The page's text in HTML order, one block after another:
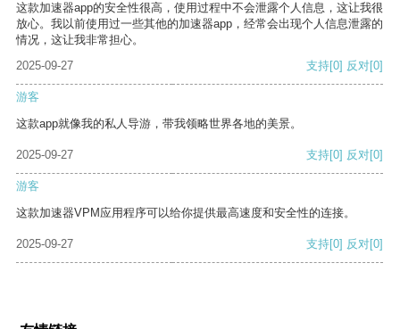
这款加速器app的安全性很高，使用过程中不会泄露个人信息，这让我很
放心。我以前使用过一些其他的加速器app，经常会出现个人信息泄露的
情况，这让我非常担心。
2025-09-27
支持[0] 反对[0]
游客
这款app就像我的私人导游，带我领略世界各地的美景。
2025-09-27 支持[0] 反对[0]
游客
这款加速器VPM应用程序可以给你提供最高速度和安全性的连接。
2025-09-27 支持[0] 反对[0]